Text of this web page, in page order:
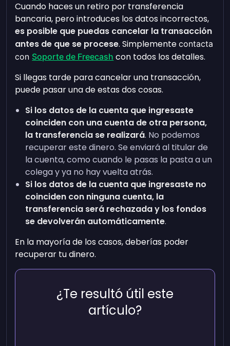
Cuando haces un retiro por transferencia
bancaria, pero introduces los datos incorrectos,
es posible que puedas cancelar la transacción
antes de que se procese. Simplementecontacta
con Soporte de Freecash con todos los detalles.
Si llegas tarde para cancelar una transacción,
puede pasar una de estas dos cosas.
Si los datos de la cuenta que ingresaste
coinciden con una cuenta de otra persona,
la transferencia se realizará. No podemos
recuperar este dinero. Se enviará al titular de
la cuenta, como cuando le pasas la pasta a un
colega y ya no hay vuelta atrás.
Si los datos de la cuenta que ingresaste no
coinciden con ninguna cuenta, la
transferencia será rechazaday los fondos
se devolverán automáticamente.
En la mayoría de los casos, deberías poder
recuperar tu dinero.
¿Te resultó útil este
artículo?